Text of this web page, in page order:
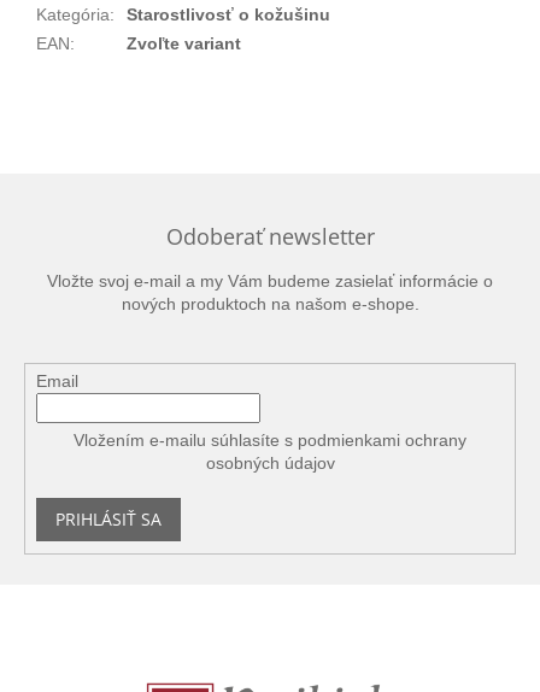
Kategória:
Starostlivosť o kožušinu
EAN: Zvoľte variant
Odoberať newsletter
Vložte svoj e-mail a my Vám budeme zasielať informácie o
nových produktoch na našom e-shope.
Email
Vložením e-mailu súhlasíte s podmienkami ochrany
osobných údajov
PRIHLÁSIŤ SA